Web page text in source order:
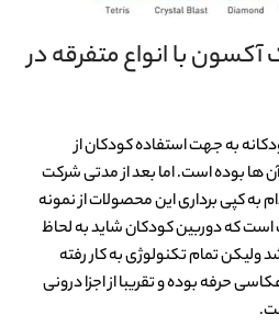
با انواع متفرقه در
به جهت استفاده کودکان از
ها بوده است. اما بعد از مدتی شرکت
کپی برداری این محصولات از نمونه
که دوربین کودکان شاید به لحاظ
تمام تکنولوژی به کار رفته
حرفه بوده و تقریبا از اجزا درونی